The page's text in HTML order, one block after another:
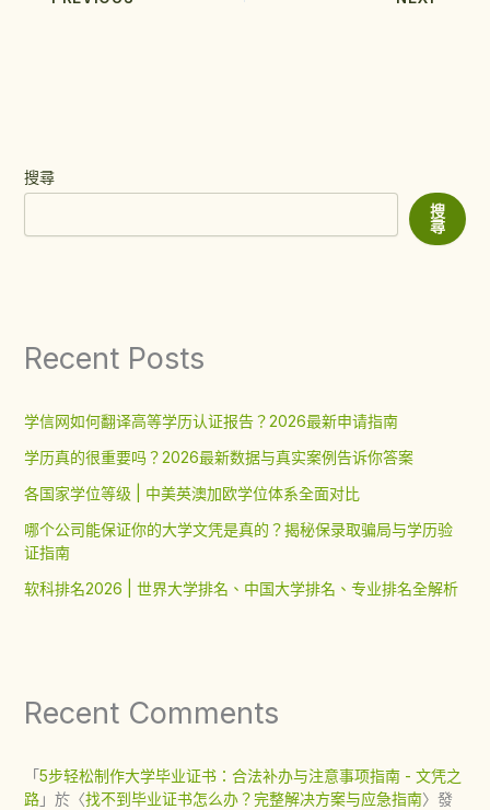
搜尋
搜
尋
Recent Posts
学信网如何翻译高等学历认证报告？2026最新申请指南
学历真的很重要吗？2026最新数据与真实案例告诉你答案
各国家学位等级 | 中美英澳加欧学位体系全面对比
哪个公司能保证你的大学文凭是真的？揭秘保录取骗局与学历验
证指南
软科排名2026 | 世界大学排名、中国大学排名、专业排名全解析
Recent Comments
「5步轻松制作大学毕业证书：合法补办与注意事项指南 - 文凭之
路」於〈找不到毕业证书怎么办？完整解决方案与应急指南〉發